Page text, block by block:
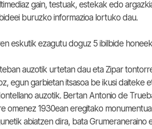
gain, testuak, estekak edo
buruzko informazioa lortuko dau.
eskutik ezagutu doguz 5 ibilbide
auzotik urtetan dau eta Zipar
egun garbietan itsasoa be ikusi daiteke
auzotik. Bertan Antonio de
omenez 1930ean eregitako
abiatzen dira, bata Grumeraneraino